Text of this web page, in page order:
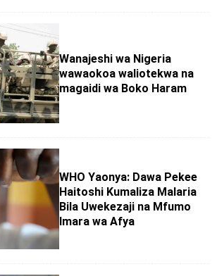
Wanajeshi wa Nigeria
wawaokoa waliotekwa na
magaidi wa Boko Haram
WHO Yaonya: Dawa Pekee
Haitoshi Kumaliza Malaria
Bila Uwekezaji na Mfumo
Imara wa Afya